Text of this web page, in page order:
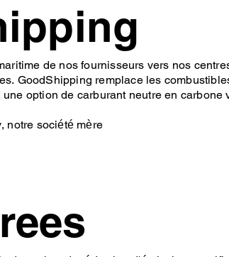
de nos fournisseurs vers nos
GoodShipping remplace les
option de carburant neutre en carbone
notre société mère